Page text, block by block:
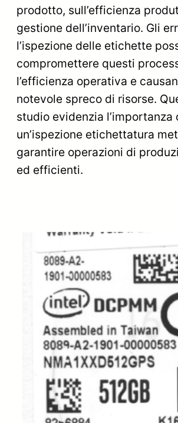
prodotto, sull’efficienza
gestione dell’inventario. Gli
l’ispezione delle etichette
compromettere questi
l’efficienza operativa e
notevole spreco di risorse.
studio evidenzia l’importanza
un’ispezione etichettatura
garantire operazioni di
ed efficienti.